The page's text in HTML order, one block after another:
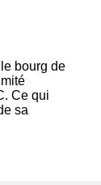
bourg de
Ce qui
sa